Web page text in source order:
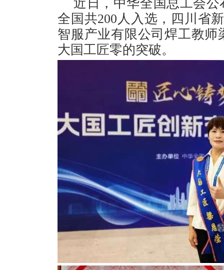
近日，中华全国总工会
全国共200人入选，四川省
智服产业有限公司焊工教
大国工匠零的突破。